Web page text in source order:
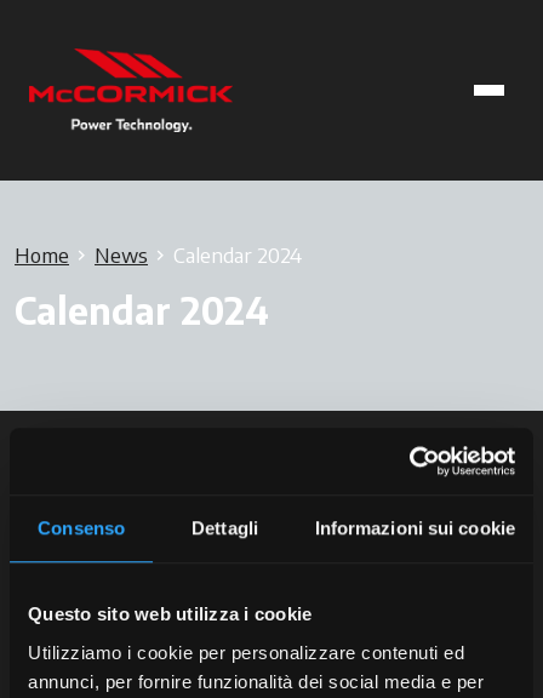
Consenso Dettagli Informazioni sui cookie
Questo sito web utilizza i cookie
Utilizziamo i cookie per personalizzare contenuti ed
annunci, per fornire funzionalità dei social media e per
Home News Calendar 2024
Calendar 2024